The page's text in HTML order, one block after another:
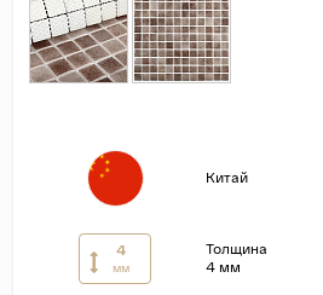
Китай
4
мм
Толщина
4 мм